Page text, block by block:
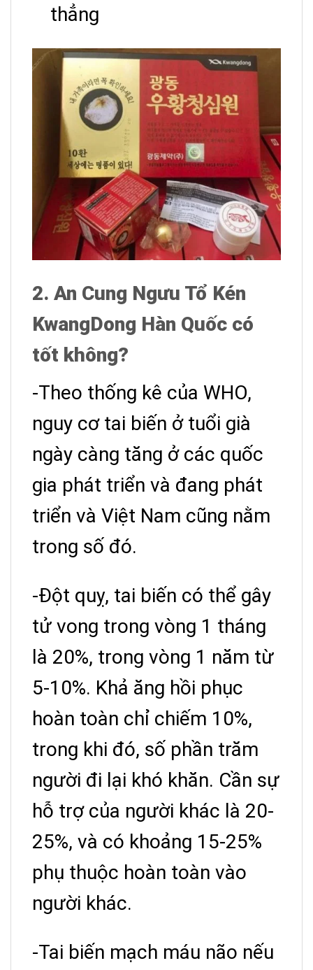
thẳng
2. An Cung Ngưu Tổ Kén
KwangDong Hàn Quốc có
tốt không?
-Theo thống kê của WHO,
nguy cơ tai biến ở tuổi già
ngày càng tăng ở các quốc
gia phát triển và đang phát
triển và Việt Nam cũng nằm
trong số đó.
-Đột quỵ, tai biến có thể gây
tử vong trong vòng 1 tháng
là 20%, trong vòng 1 năm từ
5-10%. Khả ăng hồi phục
hoàn toàn chỉ chiếm 10%,
trong khi đó, số phần trăm
người đi lại khó khăn. Cần sự
hỗ trợ của người khác là 20-
25%, và có khoảng 15-25%
phụ thuộc hoàn toàn vào
người khác.
-Tai biến mạch máu não nếu